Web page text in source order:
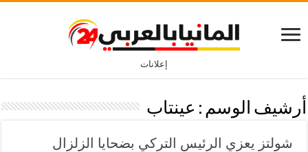
إعلانات
أرشيف الوسم : عينتاب
شولتز يعزي الرئيس التركي بضحايا الزلزال